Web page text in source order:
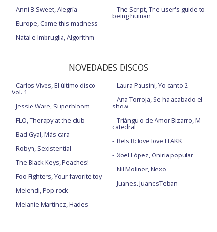
Anni B Sweet, Alegría
Europe, Come this madness
Natalie Imbruglia, Algorithm
The Script, The user's guide to
being human
NOVEDADES DISCOS
Carlos Vives, El último disco
Vol. 1
Jessie Ware, Superbloom
FLO, Therapy at the club
Bad Gyal, Más cara
Robyn, Sexistential
The Black Keys, Peaches!
Foo Fighters, Your favorite toy
Melendi, Pop rock
Melanie Martinez, Hades
Laura Pausini, Yo canto 2
Ana Torroja, Se ha acabado el
show
Triángulo de Amor Bizarro, Mi
catedral
Rels B: love love FLAKK
Xoel López, Oniria popular
Nil Moliner, Nexo
Juanes, JuanesTeban